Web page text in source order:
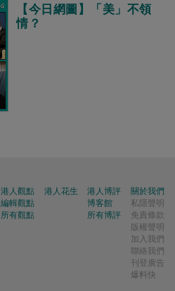
【今日網圖】「美」不領
情？
港人觀點
編輯觀點
所有觀點
港人花生
港人博評
博客館
所有博評
關於我們
私隱聲明
免責條款
版權聲明
加入我們
聯絡我們
刊登廣告
爆料快